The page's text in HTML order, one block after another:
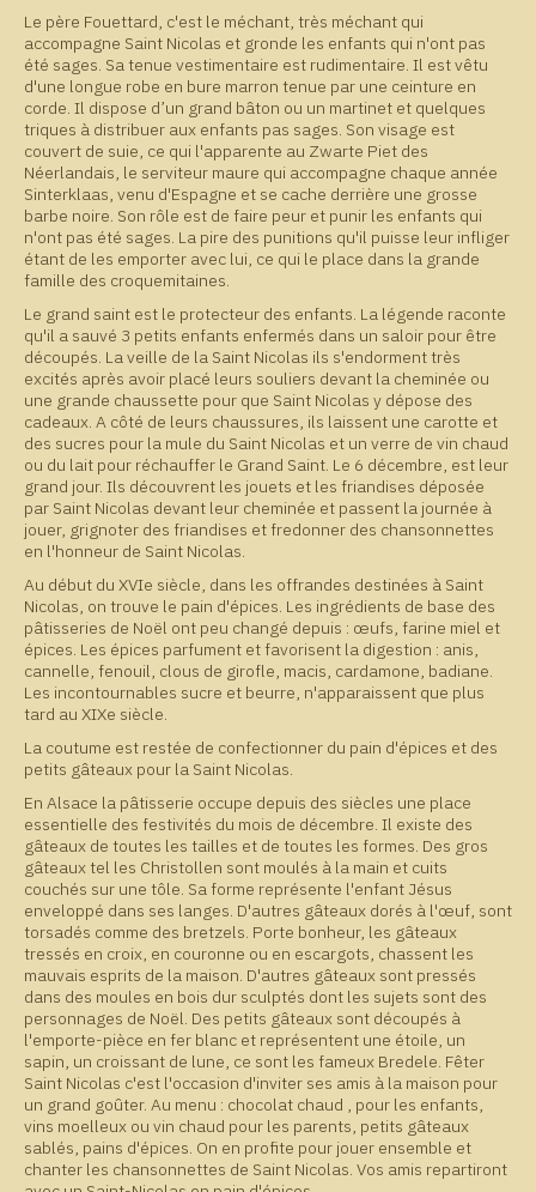
Le père Fouettard, c'est le méchant, très méchant qui
accompagne Saint Nicolas et gronde les enfants qui n'ont pas
été sages. Sa tenue vestimentaire est rudimentaire. Il est vêtu
d'une longue robe en bure marron tenue par une ceinture en
corde. Il dispose d’un grand bâton ou un martinet et quelques
triques à distribuer aux enfants pas sages. Son visage est
couvert de suie, ce qui l'apparente au Zwarte Piet des
Néerlandais, le serviteur maure qui accompagne chaque année
Sinterklaas, venu d'Espagne et se cache derrière une grosse
barbe noire. Son rôle est de faire peur et punir les enfants qui
n'ont pas été sages. La pire des punitions qu'il puisse leur infliger
étant de les emporter avec lui, ce qui le place dans la grande
famille des croquemitaines.
Le grand saint est le protecteur des enfants. La légende raconte
qu'il a sauvé 3 petits enfants enfermés dans un saloir pour être
découpés. La veille de la Saint Nicolas ils s'endorment très
excités après avoir placé leurs souliers devant la cheminée ou
une grande chaussette pour que Saint Nicolas y dépose des
cadeaux. A côté de leurs chaussures, ils laissent une carotte et
des sucres pour la mule du Saint Nicolas et un verre de vin chaud
ou du lait pour réchauffer le Grand Saint. Le 6 décembre, est leur
grand jour. Ils découvrent les jouets et les friandises déposée
par Saint Nicolas devant leur cheminée et passent la journée à
jouer, grignoter des friandises et fredonner des chansonnettes
en l'honneur de Saint Nicolas.
Au début du XVIe siècle, dans les offrandes destinées à Saint
Nicolas, on trouve le pain d'épices. Les ingrédients de base des
pâtisseries de Noël ont peu changé depuis : œufs, farine miel et
épices. Les épices parfument et favorisent la digestion : anis,
cannelle, fenouil, clous de girofle, macis, cardamone, badiane.
Les incontournables sucre et beurre, n'apparaissent que plus
tard au XIXe siècle.
La coutume est restée de confectionner du pain d'épices et des
petits gâteaux pour la Saint Nicolas.
En Alsace la pâtisserie occupe depuis des siècles une place
essentielle des festivités du mois de décembre. Il existe des
gâteaux de toutes les tailles et de toutes les formes. Des gros
gâteaux tel les Christollen sont moulés à la main et cuits
couchés sur une tôle. Sa forme représente l'enfant Jésus
enveloppé dans ses langes. D'autres gâteaux dorés à l'œuf, sont
torsadés comme des bretzels. Porte bonheur, les gâteaux
tressés en croix, en couronne ou en escargots, chassent les
mauvais esprits de la maison. D'autres gâteaux sont pressés
dans des moules en bois dur sculptés dont les sujets sont des
personnages de Noël. Des petits gâteaux sont découpés à
l'emporte-pièce en fer blanc et représentent une étoile, un
sapin, un croissant de lune, ce sont les fameux Bredele. Fêter
Saint Nicolas c'est l'occasion d'inviter ses amis à la maison pour
un grand goûter. Au menu : chocolat chaud , pour les enfants,
vins moelleux ou vin chaud pour les parents, petits gâteaux
sablés, pains d'épices. On en profite pour jouer ensemble et
chanter les chansonnettes de Saint Nicolas. Vos amis repartiront